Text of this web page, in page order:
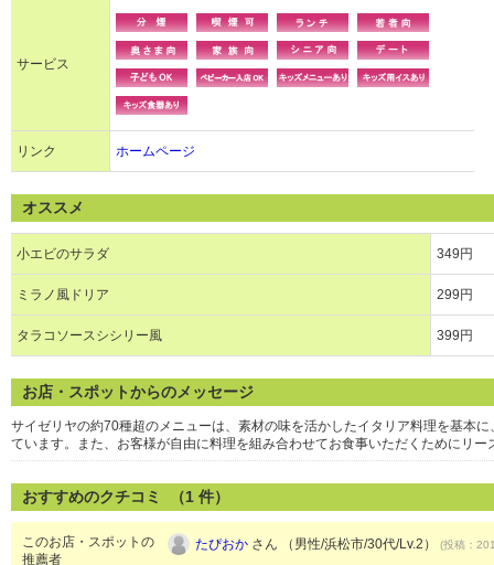
サービス
リンク ホームページ
オススメ
小エビのサラダ 349円
ミラノ風ドリア 299円
タラコソースシシリー風 399円
お店・スポットからのメッセージ
サイゼリヤの約70種超のメニューは、素材の味を活かしたイタリア料理を基本
ています。また、お客様が自由に料理を組み合わせてお食事いただくためにリ
おすすめのクチコミ （1 件）
このお店・スポットの
推薦者
たぴおか さん （男性/浜松市/30代/Lv.2） (投稿：